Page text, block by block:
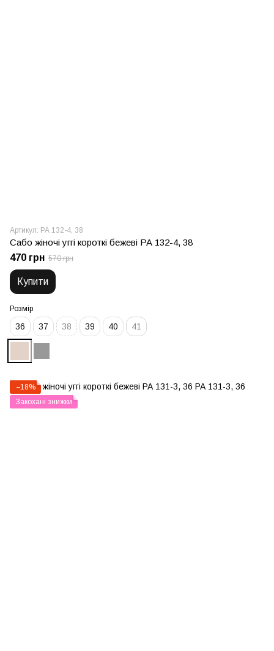
Артикул: РА 132-4, 38
Сабо жіночі уггі короткі бежеві РА 132-4, 38
470 грн 570 грн
Купити
Розмір
36 37 38 39 40 41
−18%
Закохані знижки